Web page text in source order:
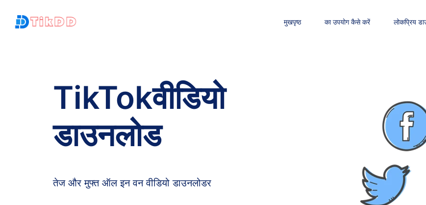
मुखपृष्ठ का उपयोग कैसे करें लोकप्रिय
TikTokवीडियो
डाउनलोड
तेज और मुफ्त ऑल इन वन वीडियो डाउनलोडर